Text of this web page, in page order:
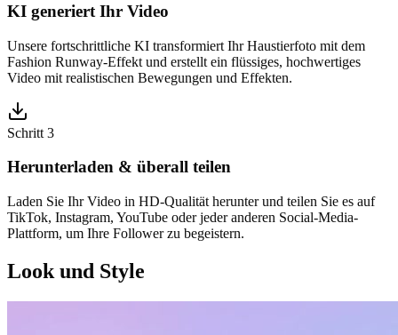
KI generiert Ihr Video
Unsere fortschrittliche KI transformiert Ihr Haustierfoto mit dem
Fashion Runway-Effekt und erstellt ein flüssiges, hochwertiges
Video mit realistischen Bewegungen und Effekten.
Schritt 3
Herunterladen & überall teilen
Laden Sie Ihr Video in HD-Qualität herunter und teilen Sie es auf
TikTok, Instagram, YouTube oder jeder anderen Social-Media-
Plattform, um Ihre Follower zu begeistern.
Look und Style